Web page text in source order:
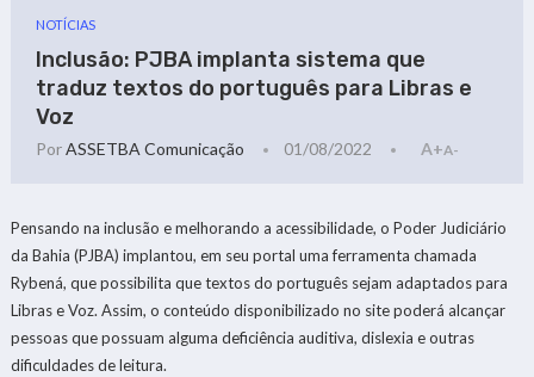
NOTÍCIAS
Inclusão: PJBA implanta sistema que
traduz textos do português para Libras e
Voz
PorASSETBA Comunicação 01/08/2022 A+A-
Pensando na inclusão e melhorando a acessibilidade, o Poder Judiciário
da Bahia (PJBA) implantou, em seu portal uma ferramenta chamada
Rybená, que possibilita que textos do português sejam adaptados para
Libras e Voz. Assim, o conteúdo disponibilizado no site poderá alcançar
pessoas que possuam alguma deficiência auditiva, dislexia e outras
dificuldades de leitura.